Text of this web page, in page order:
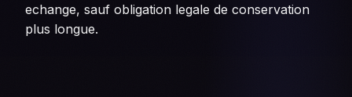
echange, sauf obligation legale de conservation
plus longue.